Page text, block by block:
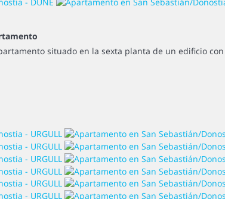
situado en la sexta planta de un edificio